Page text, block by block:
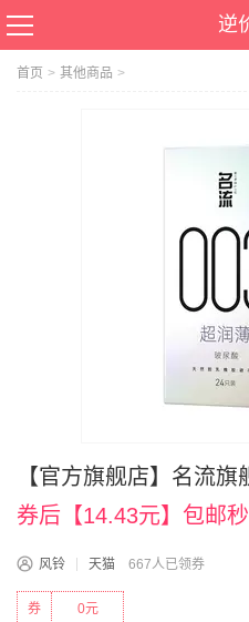
逆
首页 > 其他商品 >
【官方旗舰店】名流
券后【14.43元】包邮
风铃 天猫 667人已领券
0元
券